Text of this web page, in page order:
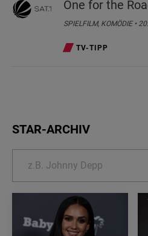
One for the
SPIELFILM, KOMÖDIE •
TV-TIPP
STAR-ARCHIV